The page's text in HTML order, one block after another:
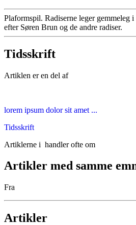
Plaformspil. Radiserne leger gemmeleg
efter Søren Brun og de andre radiser.
Tidsskrift
Artiklen er en del af
lorem ipsum dolor sit amet ...
Tidsskrift
Artiklerne i handler ofte om
Artikler med samme
Fra
Artikler